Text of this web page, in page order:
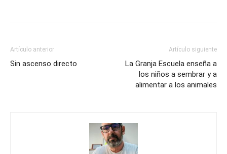
Artículo anterior
Sin ascenso directo
Artículo siguiente
La Granja Escuela enseña a
los niños a sembrar y a
alimentar a los animales